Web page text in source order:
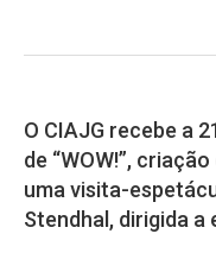
O CIAJG recebe a
de “WOW!”,
uma visita-
Stendhal, dirigida a